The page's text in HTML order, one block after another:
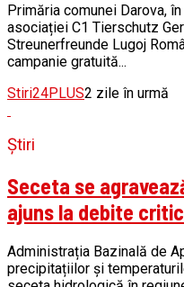
Primăria comunei Darova,
asociației C1 Tierschutz
Streunerfreunde Lugoj
campanie gratuită...
Stiri24PLUS2 zile în urmă
Știri
Seceta se
ajuns la debite
Administrația Bazinală de
precipitațiilor și